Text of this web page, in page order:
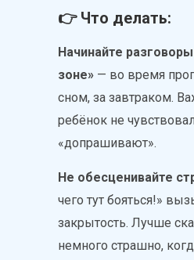
👉 Что делать:
Начинайте
зоне» — во время
сном, за завтраком.
ребёнок не
«допрашивают».
Не обесценивайте
чего тут бояться!»
закрытость. Лучше
немного страшно,